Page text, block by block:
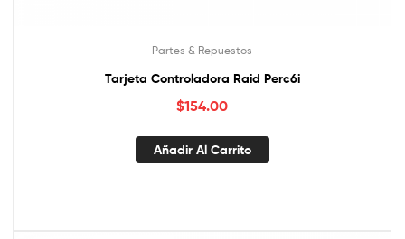
Partes & Repuestos
Tarjeta Controladora Raid Perc6i
$154.00
Añadir Al Carrito